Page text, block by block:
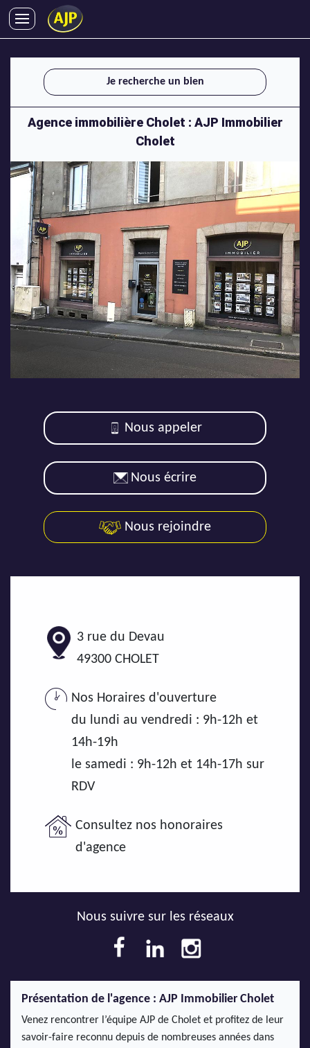
LOCATIONS
IMMOBILIER NEUF
LOCATIONS DE VACANCES
ENTREPRISES
DEVENIR FRANCHISÉ
AJP Recrute
AJP Actualités
Service Qualité Clients
Je recherche un bien
Agence immobilière Cholet : AJP Immobilier
Cholet
3 rue du Devau
49300 CHOLET
Nos Horaires d'ouverture
du lundi au vendredi : 9h-12h et
14h-19h
le samedi : 9h-12h et 14h-17h sur
RDV
Consultez nos honoraires
d'agence
Nous appeler
Nous écrire
Nous rejoindre
Nous suivre sur les réseaux
Présentation de l'agence : AJP Immobilier Cholet
Venez rencontrer l’équipe AJP de Cholet et profitez de leur
savoir-faire reconnu depuis de nombreuses années dans